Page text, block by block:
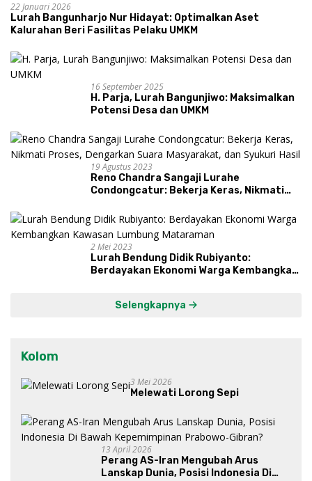
22 Januari 2026
Lurah Bangunharjo Nur Hidayat: Optimalkan Aset
Kalurahan Beri Fasilitas Pelaku UMKM
16 September 2025
H. Parja, Lurah Bangunjiwo: Maksimalkan
Potensi Desa dan UMKM
19 Agustus 2023
Reno Chandra Sangaji Lurahe
Condongcatur: Bekerja Keras, Nikmati
dan Syukuri Hasil
2 Mei 2023
Lurah Bendung Didik Rubiyanto:
Berdayakan Ekonomi Warga Kembangkan
Selengkapnya
Kolom
3 Mei 2026
Melewati Lorong Sepi
13 April 2026
Perang AS-Iran Mengubah Arus
Lanskap Dunia, Posisi Indonesia Di